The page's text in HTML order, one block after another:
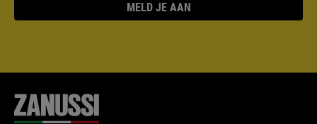
MELD JE AAN